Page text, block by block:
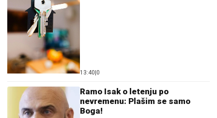
13:40 0
Ramo Isak o letenju po
nevremenu: Plašim se samo
Boga!